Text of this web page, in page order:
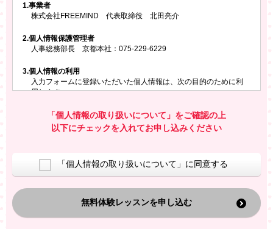
所属施設名・会員番号またはクーポンコード
所属施設名
会員番号またはクーポンコード
1.事業者
株式会社FREEMIND 代表取締役 北田亮介
2.個人情報保護管理者
人事総務部長 京都本社：075-229-6229
3.個人情報の利用
入力フォームに登録いただいた個人情報は、次の目的のために利
用します。
お問い合わせにお答えするため
レプトンのキャンペーンや新商品（新サービス）、新規開講教
室等をご案内するため
換した上で、広告・宣伝・販売促進活動に役立てること
上記の利用目的のために第三者へ提供すること
なお、この利用目的を超えた個人情報の取扱いは行いません。ま
た、これ以外の目的で個人情報を利用することはありません。
「個人情報の取り扱いについて」をご確認の上
以下にチェックを入れてお申し込みください
「個人情報の取り扱いについて」に同意する
無料体験レッスンを申し込む